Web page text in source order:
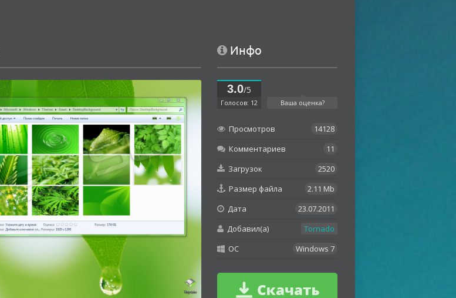
Инфо
3.0/5
Голосов: 12 Ваша оценка?
Просмотров
14128
Комментариев
11
Загрузок
2520
Размер файла
2.11 Mb
Дата
23.07.2011
Добавил(а)
Tornado
OC
Windows 7